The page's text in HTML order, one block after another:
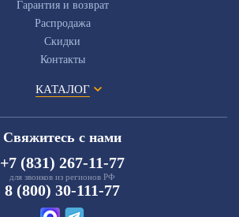
Гарантия и возврат
Распродажа
Скидки
Контакты
КАТАЛОГ
Свяжитесь с нами
+7 (831) 267-11-77
для звонков из регионов РФ
8 (800) 30-111-77